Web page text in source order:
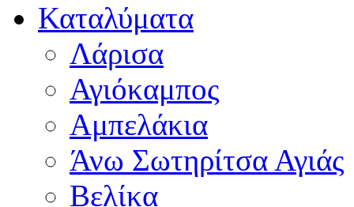
Καταλύματα
Λάρισα
Αγιόκαμπος
Αμπελάκια
Άνω Σωτηρίτσα Αγιάς
Βελίκα